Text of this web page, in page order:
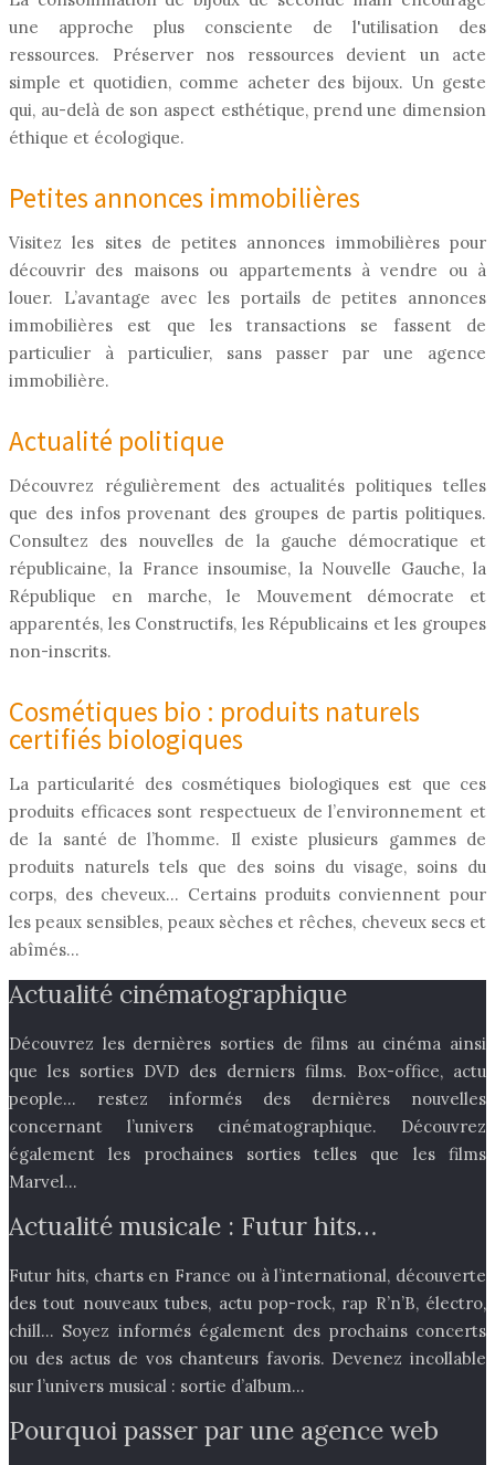
une approche plus consciente de l'utilisation des
ressources. Préserver nos ressources devient un acte
simple et quotidien, comme acheter des bijoux. Un geste
qui, au-delà de son aspect esthétique, prend une dimension
éthique et écologique.
Petites annonces immobilières
Visitez les sites de petites annonces immobilières pour
découvrir des maisons ou appartements à vendre ou à
louer. L’avantage avec les portails de petites annonces
immobilières est que les transactions se fassent de
particulier à particulier, sans passer par une agence
immobilière.
Actualité politique
Découvrez régulièrement des actualités politiques telles
que des infos provenant des groupes de partis politiques.
Consultez des nouvelles de la gauche démocratique et
républicaine, la France insoumise, la Nouvelle Gauche, la
République en marche, le Mouvement démocrate et
apparentés, les Constructifs, les Républicains et les groupes
non-inscrits.
Cosmétiques bio : produits naturels
certifiés biologiques
La particularité des cosmétiques biologiques est que ces
produits efficaces sont respectueux de l’environnement et
de la santé de l’homme. Il existe plusieurs gammes de
produits naturels tels que des soins du visage, soins du
corps, des cheveux… Certains produits conviennent pour
les peaux sensibles, peaux sèches et rêches, cheveux secs et
abîmés…
Actualité cinématographique
Découvrez les dernières sorties de films au cinéma ainsi
que les sorties DVD des derniers films. Box-office, actu
people… restez informés des dernières nouvelles
concernant l’univers cinématographique. Découvrez
également les prochaines sorties telles que les films
Marvel…
Actualité musicale : Futur hits…
Futur hits, charts en France ou à l’international, découverte
des tout nouveaux tubes, actu pop-rock, rap R’n’B, électro,
chill… Soyez informés également des prochains concerts
ou des actus de vos chanteurs favoris. Devenez incollable
sur l’univers musical : sortie d’album…
Pourquoi passer par une agence web